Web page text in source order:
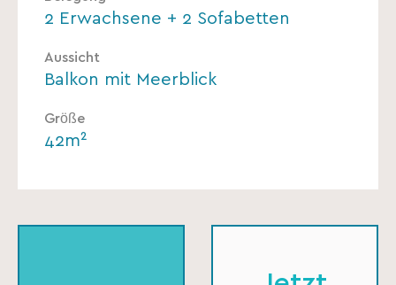
2 Erwachsene + 2 Sofabetten
Aussicht
Balkon mit Meerblick
Größe
42m²